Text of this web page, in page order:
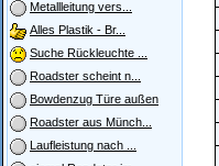
Metallleitung vers...
Alles Plastik - Br...
Suche Rückleuchte ...
Roadster scheint n...
Bowdenzug Türe außen
Roadster aus Münch...
Laufleistung nach ...